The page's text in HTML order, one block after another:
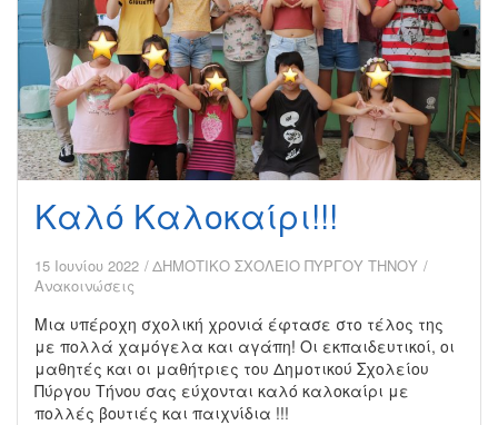
Καλό Καλοκαίρι!!!
15 Ιουνίου 2022
ΔΗΜΟΤΙΚΟ ΣΧΟΛΕΙΟ ΠΥΡΓΟΥ ΤΗΝΟΥ
Ανακοινώσεις
Μια υπέροχη σχολική χρονιά έφτασε στο τέλος της
με πολλά χαμόγελα και αγάπη! Οι εκπαιδευτικοί, οι
μαθητές και οι μαθήτριες του Δημοτικού Σχολείου
Πύργου Τήνου σας εύχονται καλό καλοκαίρι με
πολλές βουτιές και παιχνίδια !!!